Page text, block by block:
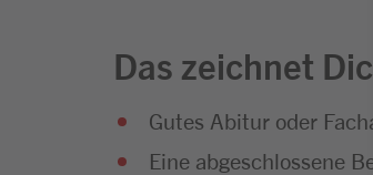
Das zeichnet
Gutes Abitur oder
Eine abgeschlossene